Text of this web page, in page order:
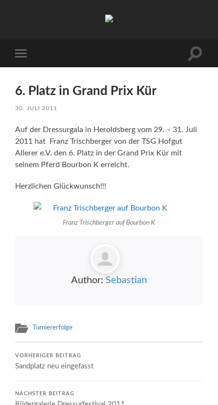
Menü
6. Platz in Grand Prix Kür
30. JULI 2011
Auf der Dressurgala in Heroldsberg vom 29. – 31. Juli
2011 hat Franz Trischberger von der TSG Hofgut
Allerer e.V. den 6. Platz in der Grand Prix Kür mit
seinem Pferd Bourbon K erreicht.
Herzlichen Glückwunsch!!!
Franz Trischberger auf Bourbon K
Author: Sebastian
Turniererfolge
VORHERIGER BEITRAG
Sandplatz neu eingefasst
NÄCHSTER BEITRAG